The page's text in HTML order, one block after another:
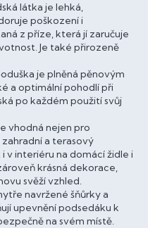
látka je lehká,
poškození i
z příze, která jí zaručuje
Je také přirozeně
je plněná pěnovým
a optimální pohodlí při
po každém použití svůj
vhodná nejen pro
a terasový
v interiéru na domácí židle i
krásná dekorace,
svěží vzhled.
navržené šňůrky a
upevnění podsedáku k
na svém místě.